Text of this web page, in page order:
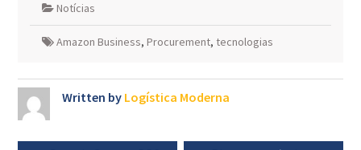
Notícias
Amazon Business, Procurement, tecnologias
Written by Logística Moderna
Navegação